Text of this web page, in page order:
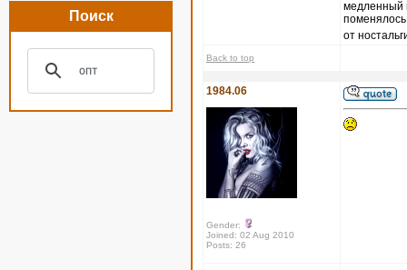
Поиск
медленный
от
Back to top
1984.06
Gender:
Joined: 02 Aug 2010
Posts: 26